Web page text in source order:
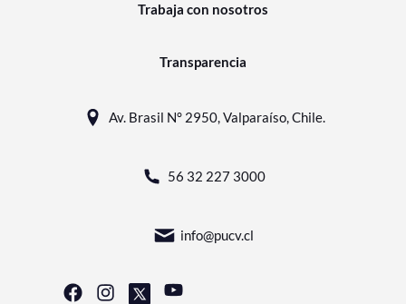
Trabaja con nosotros
Transparencia
Av. Brasil N° 2950, Valparaíso, Chile.
56 32 227 3000
info@pucv.cl